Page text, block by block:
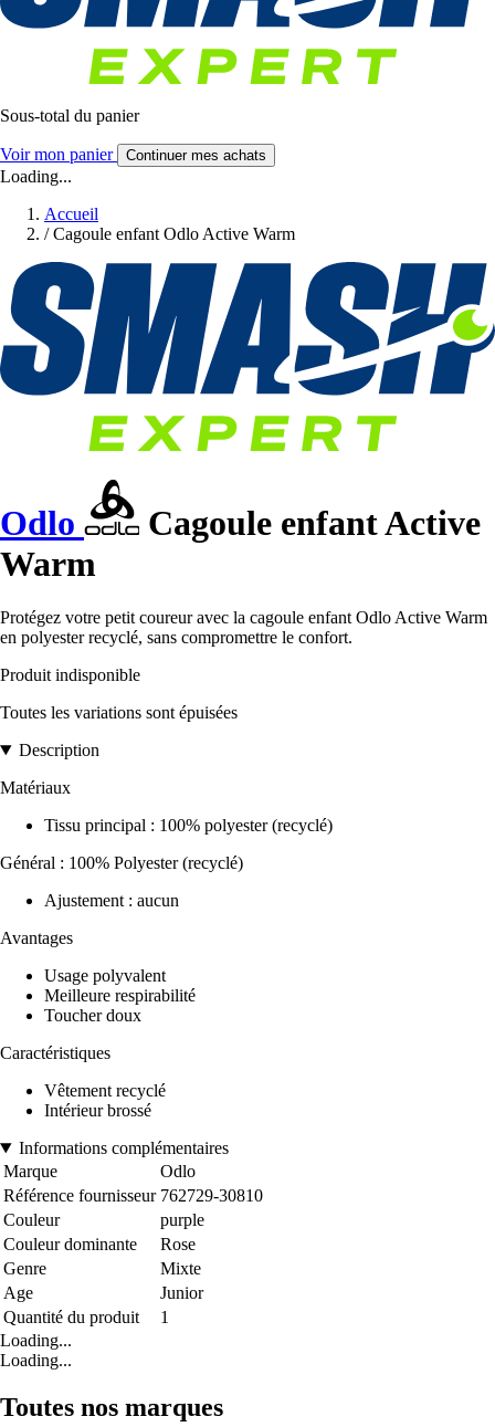
Sous-total du panier
Voir mon panier Continuer mes achats
Loading...
Accueil
/ Cagoule enfant Odlo Active Warm
Odlo
Cagoule enfant Active
Warm
Protégez votre petit coureur avec la cagoule enfant Odlo Active Warm
en polyester recyclé, sans compromettre le confort.
Produit indisponible
Toutes les variations sont épuisées
Description
Matériaux
Tissu principal : 100% polyester (recyclé)
Général : 100% Polyester (recyclé)
Ajustement : aucun
Avantages
Usage polyvalent
Meilleure respirabilité
Toucher doux
Caractéristiques
Vêtement recyclé
Intérieur brossé
Informations complémentaires
Marque
Odlo
Référence fournisseur 762729-30810
Couleur
purple
Couleur dominante
Rose
Genre
Mixte
Age
Junior
Quantité du produit
1
Loading...
Loading...
Toutes nos marques